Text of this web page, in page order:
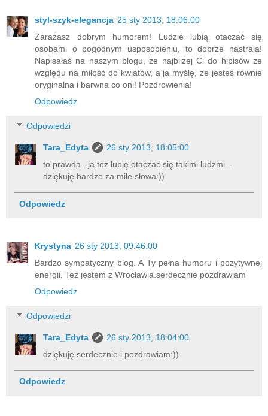
styl-szyk-elegancja 25 sty 2013, 18:06:00
Zarażasz dobrym humorem! Ludzie lubią otaczać się
osobami o pogodnym usposobieniu, to dobrze nastraja!
Napisałaś na naszym blogu, że najbliżej Ci do hipisów ze
względu na miłość do kwiatów, a ja myślę, że jesteś równie
oryginalna i barwna co oni! Pozdrowienia!
Odpowiedz
Odpowiedzi
Tara_Edyta
26 sty 2013, 18:05:00
to prawda...ja też lubię otaczać się takimi ludżmi...
dziękuję bardzo za miłe słowa:))
Odpowiedz
Krystyna 26 sty 2013, 09:46:00
Bardzo sympatyczny blog. A Ty pełna humoru i pozytywnej
energii. Tez jestem z Wrocławia.serdecznie pozdrawiam
Odpowiedz
Odpowiedzi
Tara_Edyta
26 sty 2013, 18:04:00
dziękuję serdecznie i pozdrawiam:))
Odpowiedz